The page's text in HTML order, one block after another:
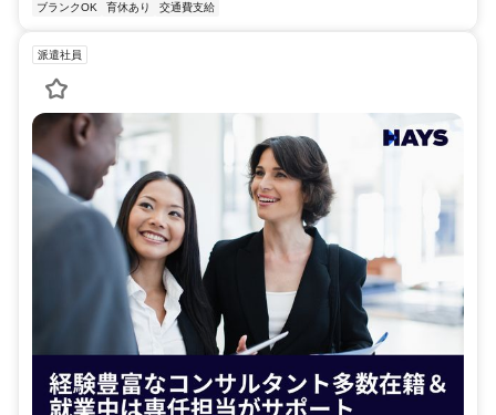
ブランクOK
育休あり 交通費支給
派遣社員